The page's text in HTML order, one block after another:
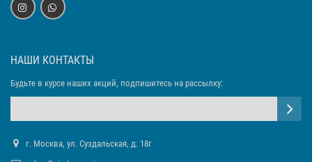
НАШИ КОНТАКТЫ
Будьте в курсе наших акций, подпишитесь на рассылку:
г. Москва, ул. Суздальская, д. 18г